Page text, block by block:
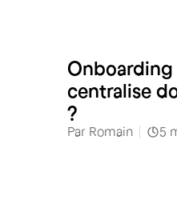
Onboarding
centralise
?
Par Romain 5